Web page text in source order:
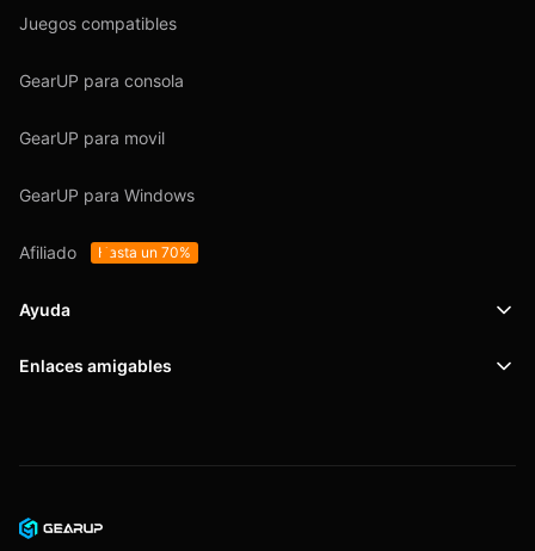
Juegos compatibles
GearUP para consola
GearUP para movil
GearUP para Windows
Afiliado Hasta un 70%
Ayuda
Soporte
Acuerdo de usuario
Enlaces amigables